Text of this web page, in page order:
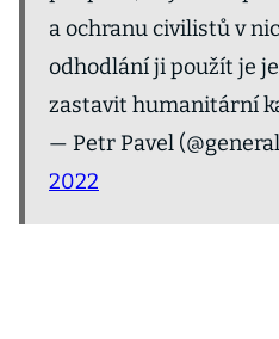
a ochranu civilistů v
odhodlání ji použít je
zastavit humanitární
— Petr Pavel
2022